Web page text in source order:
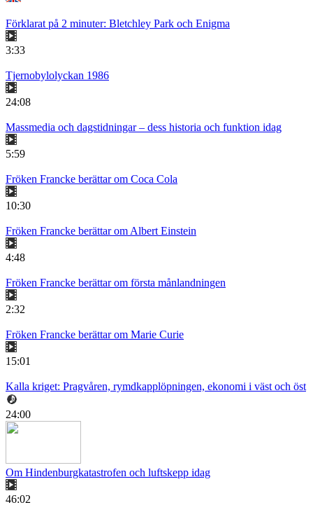
Förklarat på 2 minuter: Bletchley Park och Enigma
3:33
Tjernobylolyckan 1986
24:08
Massmedia och dagstidningar – dess historia och funktion idag
5:59
Fröken Francke berättar om Coca Cola
10:30
Fröken Francke berättar om Albert Einstein
4:48
Fröken Francke berättar om första månlandningen
2:32
Fröken Francke berättar om Marie Curie
15:01
Kalla kriget: Pragvåren, rymdkapplöpningen, ekonomi i väst och öst
24:00
Om Hindenburgkatastrofen och luftskepp idag
46:02